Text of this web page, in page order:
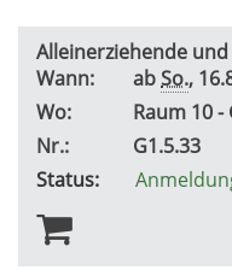
Alleinerziehende
Wann:
abSo.,
Wo:
Raum 10
Nr.:
G1.5.33
Status: